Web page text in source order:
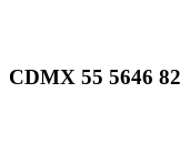
CDMX 55 5646